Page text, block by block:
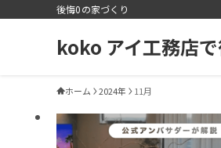
後悔0の家づくり
koko アイ工務店
ホーム 2024年 11月